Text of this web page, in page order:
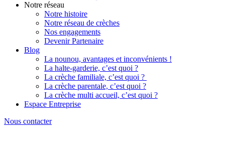
Notre réseau
Notre histoire
Notre réseau de crèches
Nos engagements
Devenir Partenaire
Blog
La nounou, avantages et inconvénients !
La halte-garderie, c’est quoi ?
La crèche familiale, c’est quoi ?
La crèche parentale, c’est quoi ?
La crèche multi accueil, c’est quoi ?
Espace Entreprise
Nous contacter